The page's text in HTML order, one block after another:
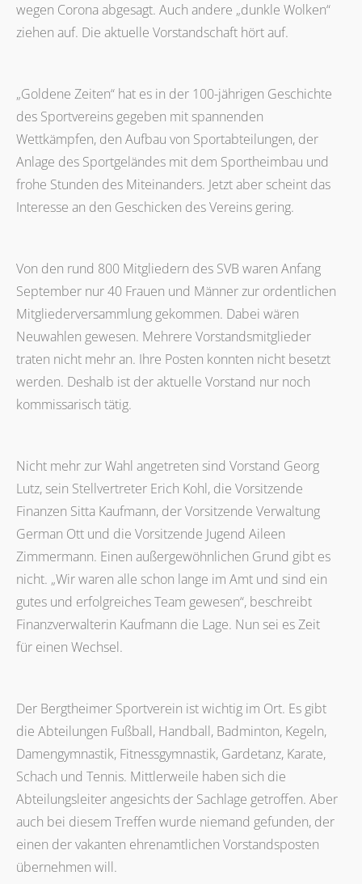
wegen Corona abgesagt. Auch andere „dunkle Wolken“
ziehen auf. Die aktuelle Vorstandschaft hört auf.
„Goldene Zeiten“ hat es in der 100-jährigen Geschichte
des Sportvereins gegeben mit spannenden
Wettkämpfen, den Aufbau von Sportabteilungen, der
Anlage des Sportgeländes mit dem Sportheimbau und
frohe Stunden des Miteinanders. Jetzt aber scheint das
Interesse an den Geschicken des Vereins gering.
Von den rund 800 Mitgliedern des SVB waren Anfang
September nur 40 Frauen und Männer zur ordentlichen
Mitgliederversammlung gekommen. Dabei wären
Neuwahlen gewesen. Mehrere Vorstandsmitglieder
traten nicht mehr an. Ihre Posten konnten nicht besetzt
werden. Deshalb ist der aktuelle Vorstand nur noch
kommissarisch tätig.
Nicht mehr zur Wahl angetreten sind Vorstand Georg
Lutz, sein Stellvertreter Erich Kohl, die Vorsitzende
Finanzen Sitta Kaufmann, der Vorsitzende Verwaltung
German Ott und die Vorsitzende Jugend Aileen
Zimmermann. Einen außergewöhnlichen Grund gibt es
nicht. „Wir waren alle schon lange im Amt und sind ein
gutes und erfolgreiches Team gewesen“, beschreibt
Finanzverwalterin Kaufmann die Lage. Nun sei es Zeit
für einen Wechsel.
Der Bergtheimer Sportverein ist wichtig im Ort. Es gibt
die Abteilungen Fußball, Handball, Badminton, Kegeln,
Damengymnastik, Fitnessgymnastik, Gardetanz, Karate,
Schach und Tennis. Mittlerweile haben sich die
Abteilungsleiter angesichts der Sachlage getroffen. Aber
auch bei diesem Treffen wurde niemand gefunden, der
einen der vakanten ehrenamtlichen Vorstandsposten
übernehmen will.